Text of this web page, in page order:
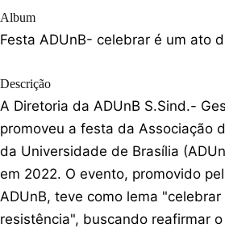
Album
Festa ADUnB- celebrar é um ato
Descrição
A Diretoria da ADUnB S.Sind.-
promoveu a festa da Associação
da Universidade de Brasília
em 2022. O evento, promovido
ADUnB, teve como lema
resistência", buscando reafirmar